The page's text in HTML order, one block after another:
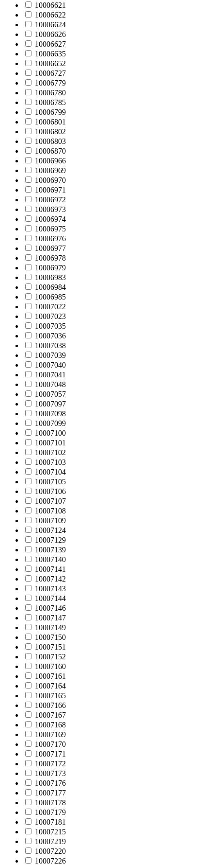
10006621
10006622
10006624
10006626
10006627
10006635
10006652
10006727
10006779
10006780
10006785
10006799
10006801
10006802
10006803
10006870
10006966
10006969
10006970
10006971
10006972
10006973
10006974
10006975
10006976
10006977
10006978
10006979
10006983
10006984
10006985
10007022
10007023
10007035
10007036
10007038
10007039
10007040
10007041
10007048
10007057
10007097
10007098
10007099
10007100
10007101
10007102
10007103
10007104
10007105
10007106
10007107
10007108
10007109
10007124
10007129
10007139
10007140
10007141
10007142
10007143
10007144
10007146
10007147
10007149
10007150
10007151
10007152
10007160
10007161
10007164
10007165
10007166
10007167
10007168
10007169
10007170
10007171
10007172
10007173
10007176
10007177
10007178
10007179
10007181
10007215
10007219
10007220
10007226